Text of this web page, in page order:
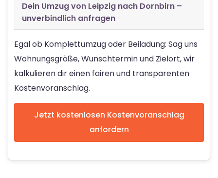
Dein Umzug von Leipzig nach Dornbirn –
unverbindlich anfragen
Egal ob Komplettumzug oder Beiladung: Sag uns
Wohnungsgröße, Wunschtermin und Zielort, wir
kalkulieren dir einen fairen und transparenten
Kostenvoranschlag.
Jetzt kostenlosen Kostenvoranschlag
anfordern